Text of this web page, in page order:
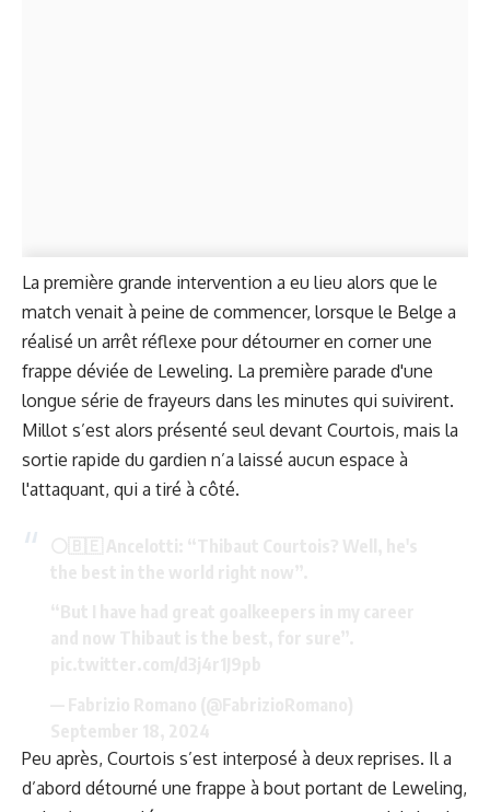
La première grande intervention a eu lieu alors que le
match venait à peine de commencer, lorsque le Belge a
réalisé un arrêt réflexe pour détourner en corner une
frappe déviée de Leweling. La première parade d'une
longue série de frayeurs dans les minutes qui suivirent.
Millot s’est alors présenté seul devant Courtois, mais la
sortie rapide du gardien n’a laissé aucun espace à
l'attaquant, qui a tiré à côté.
Peu après, Courtois s’est interposé à deux reprises. Il a
d’abord détourné une frappe à bout portant de Leweling,